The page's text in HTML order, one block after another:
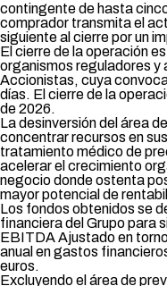
contingente de hasta
comprador transmita el
siguiente al cierre por un
El cierre de la operación
organismos reguladores y
Accionistas, cuya
días. El cierre de la
de 2026.
La desinversión del área
concentrar recursos en
tratamiento médico de
acelerar el crecimiento
negocio donde ostenta
mayor potencial de
Los fondos obtenidos se
financiera del Grupo para
EBITDA Ajustado en
anual en gastos
euros.
Excluyendo el área de